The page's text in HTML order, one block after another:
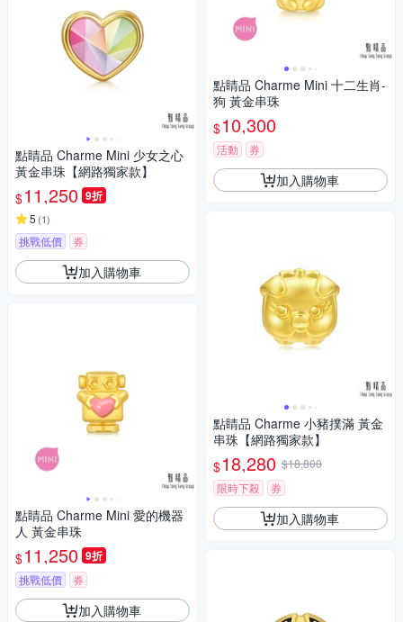
點睛品 Charme Mini 少女之心
黃金串珠【網路獨家款】
$11,250 9折
5 (1)
挑戰低價 券
加入購物車
點睛品 Charme Mini 愛的機器
人 黃金串珠
$11,250 9折
挑戰低價 券
加入購物車
點睛品 Charme Mini 十二生肖-
狗 黃金串珠
$10,300
活動 券
加入購物車
點睛品 Charme 小豬撲滿 黃金
串珠【網路獨家款】
$18,280 $18,800
限時下殺
券
加入購物車